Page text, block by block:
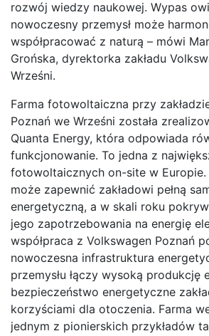
rozwój wiedzy naukowej. Wypas
nowoczesny przemysł może
współpracować z naturą – mówi
Grońska, dyrektorka zakładu
Wrześni.
Farma fotowoltaiczna przy
Poznań we Wrześni została
Quanta Energy, która odpowiada
funkcjonowanie. To jedna z
fotowoltaicznych on-site w Europie.
może zapewnić zakładowi pełną
energetyczną, a w skali roku
jego zapotrzebowania na energię
współpraca z Volkswagen Poznań
nowoczesna infrastruktura
przemysłu łączy wysoką produkcję
bezpieczeństwo energetyczne
korzyściami dla otoczenia. Farma
jednym z pionierskich przykładów